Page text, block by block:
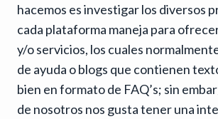
hacemos es investigar los diversos
cada plataforma maneja para
y/o servicios, los cuales
de ayuda o blogs que contienen
bien en formato de FAQ’s; sin
de nosotros nos gusta tener una